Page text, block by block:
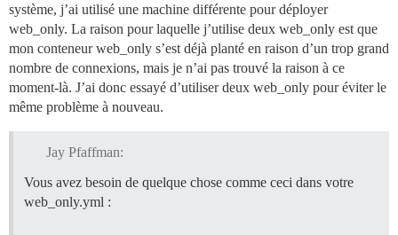
système, j’ai utilisé une machine différente pour déployer
web_only. La raison pour laquelle j’utilise deux web_only est que
mon conteneur web_only s’est déjà planté en raison d’un trop grand
nombre de connexions, mais je n’ai pas trouvé la raison à ce
moment-là. J’ai donc essayé d’utiliser deux web_only pour éviter le
même problème à nouveau.
Jay Pfaffman:
Vous avez besoin de quelque chose comme ceci dans votre
web_only.yml :